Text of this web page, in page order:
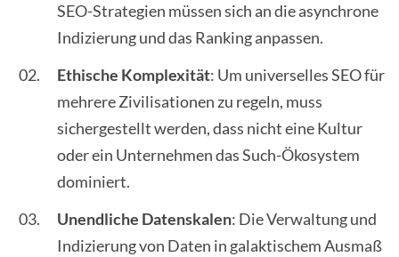
SEO-Strategien müssen sich an die asynchrone
Indizierung und das Ranking anpassen.
Ethische Komplexität: Um universelles SEO für
mehrere Zivilisationen zu regeln, muss
sichergestellt werden, dass nicht eine Kultur
oder ein Unternehmen das Such-Ökosystem
dominiert.
Unendliche Datenskalen: Die Verwaltung und
Indizierung von Daten in galaktischem Ausmaß